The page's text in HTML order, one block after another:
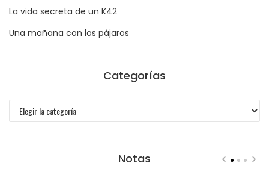
La vida secreta de un K42
Una mañana con los pájaros
Categorías
Notas